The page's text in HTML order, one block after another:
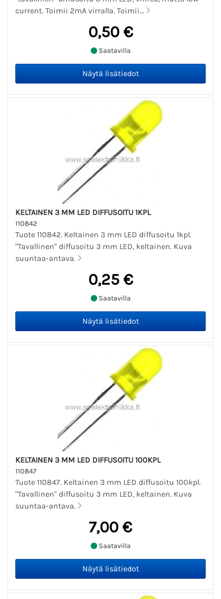
current. Toimii 2mA virralla. Toimii...
0,50 €
Saatavilla
KELTAINEN 3 MM LED DIFFUSOITU 1KPL
110842
Tuote 110842. Keltainen 3 mm LED diffusoitu 1kpl.
"Tavallinen" diffusoitu 3 mm LED, keltainen. Kuva
suuntaa-antava.
0,25 €
Saatavilla
KELTAINEN 3 MM LED DIFFUSOITU 100KPL
110847
Tuote 110847. Keltainen 3 mm LED diffusoitu 100kpl.
"Tavallinen" diffusoitu 3 mm LED, keltainen. Kuva
suuntaa-antava.
7,00 €
Saatavilla